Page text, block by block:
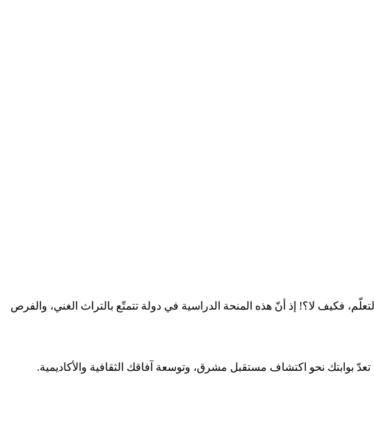
فكيف لا؟! إذ أنّ هذه المنحة الدراسية في دولة تتمتّع بالتراث الغني، والفرص
نحو اكتشاف مستقبل مشرق، وتوسعة آفاقك الثقافية والأكاديمية.